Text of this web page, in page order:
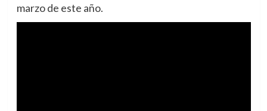
marzo de este año.